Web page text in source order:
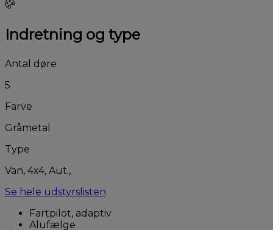
Indretning og type
Antal døre
5
Farve
Gråmetal
Type
Van, 4x4, Aut.,
Se hele udstyrslisten
Fartpilot, adaptiv
Alufælge